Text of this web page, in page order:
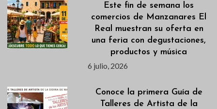
Este fin de semana los
comercios de Manzanares El
Real muestran su oferta en
una feria con degustaciones,
productos y música
6 julio, 2026
Conoce la primera Guía de
Talleres de Artista de la